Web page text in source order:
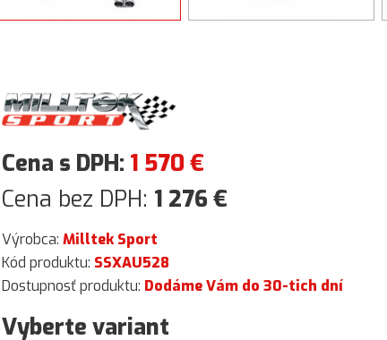
Cena s DPH: 1 570€
Cena bez DPH: 1 276€
Výrobca:Milltek Sport
Kód produktu: SSXAU528
Dostupnosť produktu: Dodáme Vám do 30-tich dní
Vyberte variant